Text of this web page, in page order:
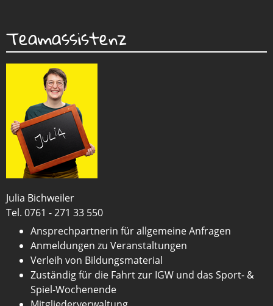
Teamassistenz
Julia Bichweiler
Tel. 0761 - 271 33 550
Ansprechpartnerin für allgemeine Anfragen
Anmeldungen zu Veranstaltungen
Verleih von Bildungsmaterial
Zuständig für die Fahrt zur IGW und das Sport- &
Spiel-Wochenende